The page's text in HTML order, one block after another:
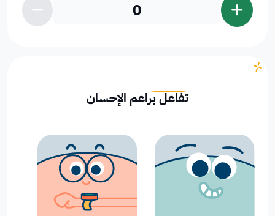
تفاعل براعم الإحسان